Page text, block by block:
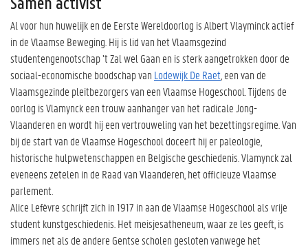
Samen activist
Al voor hun huwelijk en de Eerste Wereldoorlog is Albert Vlayminck actief
in de Vlaamse Beweging. Hij is lid van het Vlaamsgezind
studentengenootschap ’t Zal wel Gaan en is sterk aangetrokken door de
sociaal-economische boodschap van Lodewijk De Raet , een van de
Vlaamsgezinde pleitbezorgers van een Vlaamse Hogeschool. Tijdens de
oorlog is Vlamynck een trouw aanhanger van het radicale Jong-
Vlaanderen en wordt hij een vertrouweling van het bezettingsregime. Van
bij de start van de Vlaamse Hogeschool doceert hij er paleologie,
historische hulpwetenschappen en Belgische geschiedenis. Vlamynck zal
eveneens zetelen in de Raad van Vlaanderen, het officieuze Vlaamse
parlement.
Alice Lefèvre schrijft zich in 1917 in aan de Vlaamse Hogeschool als vrije
student kunstgeschiedenis. Het meisjesatheneum, waar ze les geeft, is
immers net als de andere Gentse scholen gesloten vanwege het